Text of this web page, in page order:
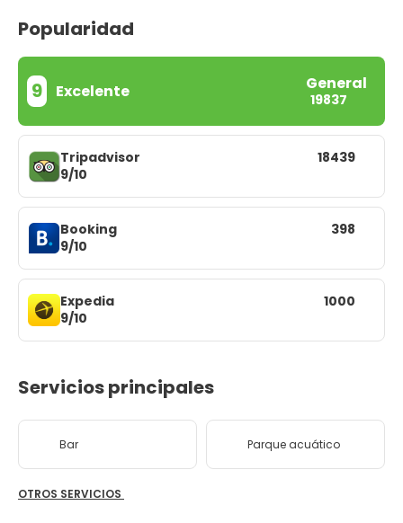
Popularidad
9 Excelente General
19837
Tripadvisor
9/10
18439
Booking
9/10
398
Expedia
9/10
1000
Servicios principales
Bar Parque acuático
OTROS SERVICIOS